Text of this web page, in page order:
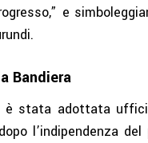
e
Bandiera
è stata adottata
l’indipendenza